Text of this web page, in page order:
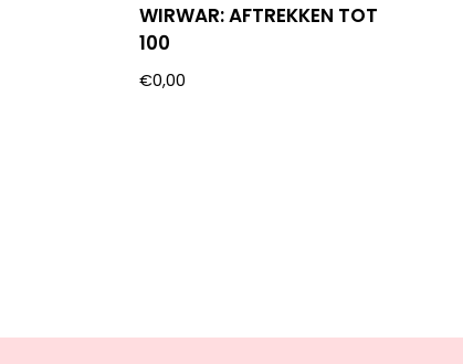
WIRWAR: AFTREKKEN TOT
100
€0,00